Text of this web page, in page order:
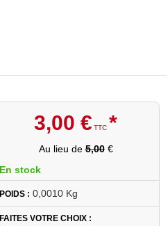
3,00 € TTC *
Au lieu de5,00€
En stock
POIDS : 0,0010 Kg
FAITES VOTRE CHOIX